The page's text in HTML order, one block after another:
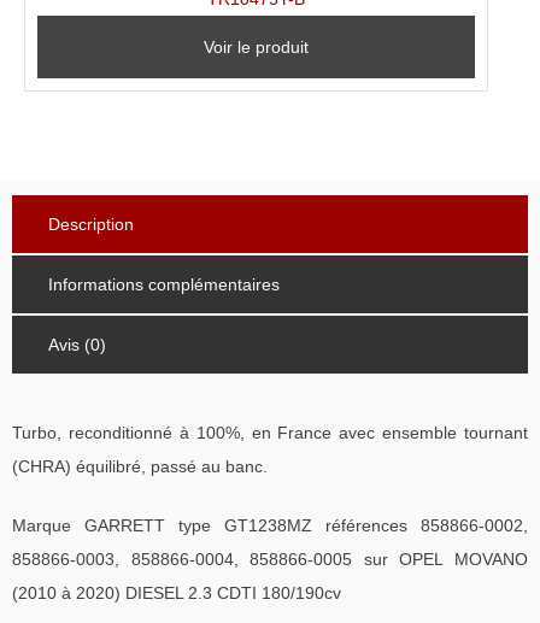
Voir le produit
Description
Informations complémentaires
Avis (0)
Turbo, reconditionné à 100%, en France avec ensemble tournant
(CHRA) équilibré, passé au banc.
Marque GARRETT type GT1238MZ références 858866-0002,
858866-0003, 858866-0004, 858866-0005 sur OPEL MOVANO
(2010 à 2020) DIESEL 2.3 CDTI 180/190cv